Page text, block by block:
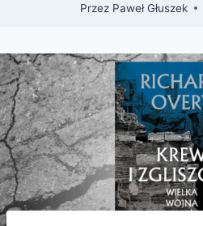
Przez Paweł Głuszek